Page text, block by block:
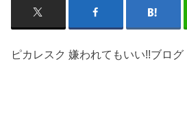
ピカレスク 嫌われてもいい!!ブログ